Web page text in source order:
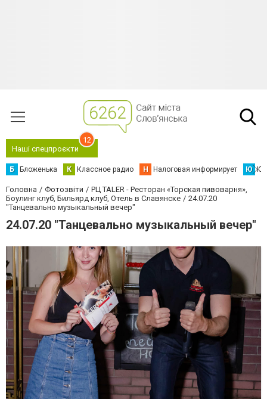
Наші спецпроєкти
12
Б Бложенька К Классное радио Н Налоговая информирует Ю
Головна Фотозвіти
РЦ TALER - Ресторан «Торская пивоварня»,
Боулинг клуб, Бильярд клуб, Отель в Славянске
24.07.20
"Танцевально музыкальный вечер"
24.07.20 "Танцевально музыкальный вечер"